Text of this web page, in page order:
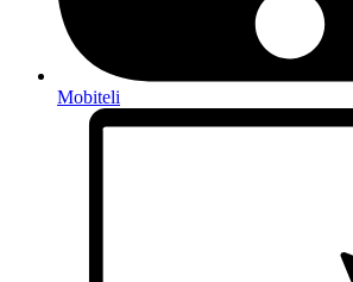
Mobiteli